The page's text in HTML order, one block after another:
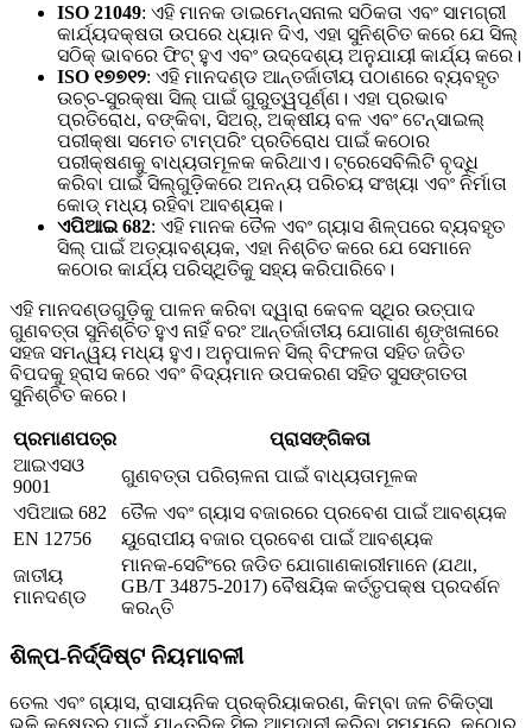
ISO 21049: ଏହି ମାନକ ଡାଇମେନ୍ସନାଲ ସଠିକତା ଏବଂ ସାମଗ୍ରୀ
କାର୍ଯ୍ୟଦକ୍ଷତା ଉପରେ ଧ୍ୟାନ ଦିଏ, ଏହା ସୁନିଶ୍ଚିତ କରେ ଯେ ସିଲ୍
ସଠିକ୍ ଭାବରେ ଫିଟ୍ ହୁଏ ଏବଂ ଉଦ୍ଦେଶ୍ୟ ଅନୁଯାୟୀ କାର୍ଯ୍ୟ କରେ।
ISO ୧୭୭୧୨: ଏହି ମାନଦଣ୍ଡ ଆନ୍ତର୍ଜାତୀୟ ପଠାଣରେ ବ୍ୟବହୃତ
ଉଚ୍ଚ-ସୁରକ୍ଷା ସିଲ୍ ପାଇଁ ଗୁରୁତ୍ୱପୂର୍ଣ୍ଣ। ଏହା ପ୍ରଭାବ
ପ୍ରତିରୋଧ, ବଙ୍କିବା, ସିଅର୍, ଅକ୍ଷୀୟ ବଳ ଏବଂ ଟେନ୍ସାଇଲ୍
ପରୀକ୍ଷା ସମେତ ଟାମ୍ପରିଂ ପ୍ରତିରୋଧ ପାଇଁ କଠୋର
ପରୀକ୍ଷଣକୁ ବାଧ୍ୟତାମୂଳକ କରିଥାଏ। ଟ୍ରେସେବିଲିଟି ବୃଦ୍ଧି
କରିବା ପାଇଁ ସିଲ୍‌ଗୁଡ଼ିକରେ ଅନନ୍ୟ ପରିଚୟ ସଂଖ୍ୟା ଏବଂ ନିର୍ମାତା
କୋଡ୍ ମଧ୍ୟ ରହିବା ଆବଶ୍ୟକ।
ଏପିଆଇ 682: ଏହି ମାନକ ତୈଳ ଏବଂ ଗ୍ୟାସ ଶିଳ୍ପରେ ବ୍ୟବହୃତ
ସିଲ୍ ପାଇଁ ଅତ୍ୟାବଶ୍ୟକ, ଏହା ନିଶ୍ଚିତ କରେ ଯେ ସେମାନେ
କଠୋର କାର୍ଯ୍ୟ ପରିସ୍ଥିତିକୁ ସହ୍ୟ କରିପାରିବେ।
ଏହି ମାନଦଣ୍ଡଗୁଡ଼ିକୁ ପାଳନ କରିବା ଦ୍ୱାରା କେବଳ ସ୍ଥିର ଉତ୍ପାଦ
ଗୁଣବତ୍ତା ସୁନିଶ୍ଚିତ ହୁଏ ନାହିଁ ବରଂ ଆନ୍ତର୍ଜାତୀୟ ଯୋଗାଣ ଶୃଙ୍ଖଳାରେ
ସହଜ ସମନ୍ୱୟ ମଧ୍ୟ ହୁଏ। ଅନୁପାଳନ ସିଲ୍ ବିଫଳତା ସହିତ ଜଡିତ
ବିପଦକୁ ହ୍ରାସ କରେ ଏବଂ ବିଦ୍ୟମାନ ଉପକରଣ ସହିତ ସୁସଙ୍ଗତତା
ସୁନିଶ୍ଚିତ କରେ।
ପ୍ରମାଣପତ୍ର
ପ୍ରାସଙ୍ଗିକତା
ଆଇଏସଓ
9001
ଗୁଣବତ୍ତା ପରିଚାଳନା ପାଇଁ ବାଧ୍ୟତାମୂଳକ
ଏପିଆଇ 682
ତୈଳ ଏବଂ ଗ୍ୟାସ ବଜାରରେ ପ୍ରବେଶ ପାଇଁ ଆବଶ୍ୟକ
EN 12756
ୟୁରୋପୀୟ ବଜାର ପ୍ରବେଶ ପାଇଁ ଆବଶ୍ୟକ
ଜାତୀୟ
ମାନଦଣ୍ଡ
ମାନକ-ସେଟିଂରେ ଜଡିତ ଯୋଗାଣକାରୀମାନେ (ଯଥା,
GB/T 34875-2017) ବୈଷୟିକ କର୍ତ୍ତୃପକ୍ଷ ପ୍ରଦର୍ଶନ
କରନ୍ତି
ଶିଳ୍ପ-ନିର୍ଦ୍ଦିଷ୍ଟ ନିୟମାବଳୀ
ତେଲ ଏବଂ ଗ୍ୟାସ, ରାସାୟନିକ ପ୍ରକ୍ରିୟାକରଣ, କିମ୍ବା ଜଳ ଚିକିତ୍ସା